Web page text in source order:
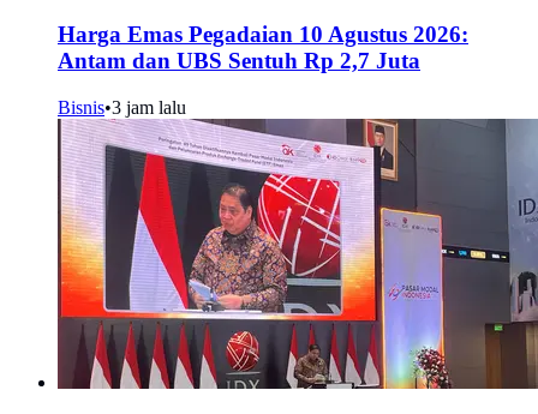
Harga Emas Pegadaian 10 Agustus 2026:
Antam dan UBS Sentuh Rp 2,7 Juta
Bisnis•3 jam lalu